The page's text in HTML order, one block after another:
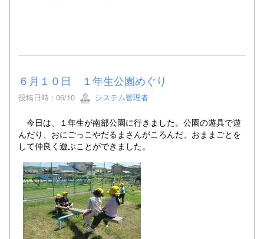
６月１０日 １年生公園めぐり
投稿日時 : 06/10 システム管理者
今日は、１年生が南部公園に行きました。公園の遊具で遊
んだり、おにごっこやだるまさんがころんだ、おままごとを
して仲良く遊ぶことができました。